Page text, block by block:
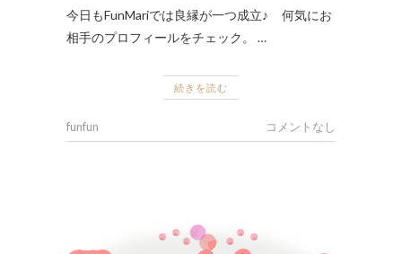
今日もFunMariでは良縁が一つ成立♪ 何気にお
相手のプロフィールをチェック。 …
続きを読む
funfun コメントなし